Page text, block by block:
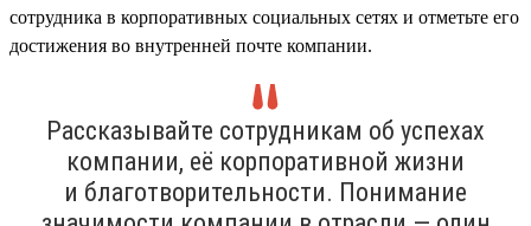
сотрудника в корпоративных социальных сетях и отметьте его
достижения во внутренней почте компании.
Рассказывайте сотрудникам об успехах
компании, её корпоративной жизни
и благотворительности. Понимание